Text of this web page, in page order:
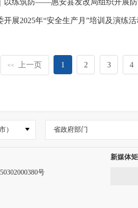
开展2025年“安全生产月”培训及演练活
<< 上一页 1 2 3 4
） 省政府部门
号
新媒体